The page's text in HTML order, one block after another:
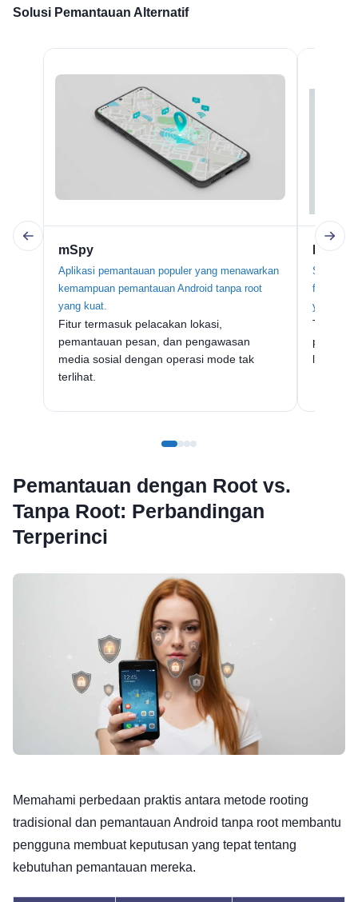
Solusi Pemantauan Alternatif
mSpy
Aplikasi pemantauan populer yang menawarkan
kemampuan pemantauan Android tanpa root
yang kuat.
Fitur termasuk pelacakan lokasi,
pemantauan pesan, dan pengawasan
media sosial dengan operasi mode tak
terlihat.
Solusi
yang
lanjutan
Pemantauan dengan Root vs.
Tanpa Root: Perbandingan
Terperinci
Memahami perbedaan praktis antara metode rooting
tradisional dan pemantauan Android tanpa root membantu
pengguna membuat keputusan yang tepat tentang
kebutuhan pemantauan mereka.